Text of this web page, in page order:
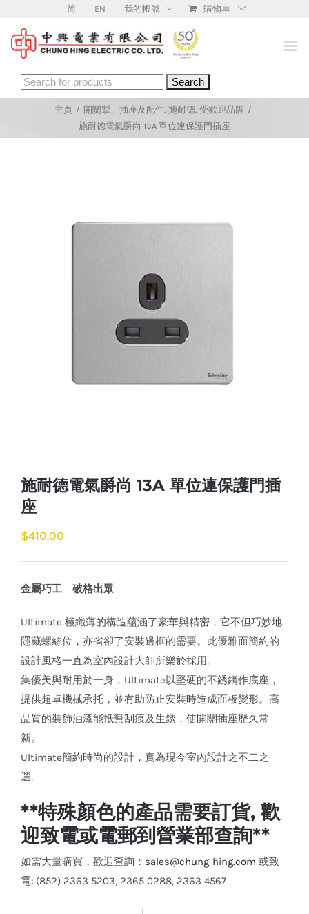
content
简 EN 我的帳號 購物車
Search
for:
主頁 / 開關掣、插座及配件, 施耐德, 受歡迎品牌 /
施耐德電氣爵尚 13A 單位連保護門插座
施耐德電氣爵尚 13A 單位連保護門插
座
$410.00
金屬巧工 破格出眾
Ultimate 極纖薄的構造蘊涵了豪華與精密，它不但巧妙地
隱藏螺絲位，亦省卻了安裝邊框的需要。此優雅而簡約的
設計風格一直為室內設計大師所樂於採用。
集優美與耐用於一身，Ultimate以堅硬的不銹鋼作底座，
提供超卓機械承托，並有助防止安裝時造成面板變形。高
品質的裝飾油漆能抵禦刮痕及生銹，使開關插座歷久常
新。
Ultimate簡約時尚的設計，實為現今室內設計之不二之
選。
**特殊顏色的產品需要訂貨, 歡
迎致電或電郵到營業部查詢**
如需大量購買，歡迎查詢： sales@chung-hing.com 或致
電: (852) 2363 5203, 2365 0288, 2363 4567